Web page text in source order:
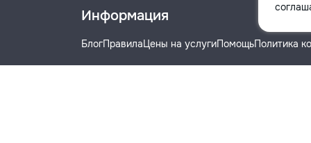
Информация
БлогПравилаЦены на услугиПомощьПолитика